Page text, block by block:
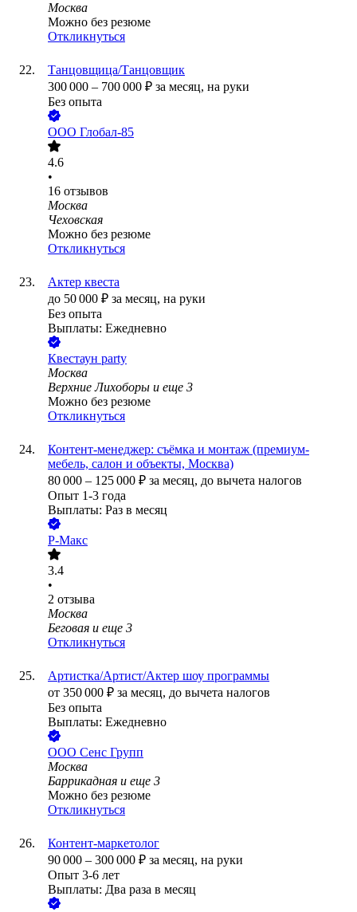
Москва
Можно без резюме
Откликнуться
Танцовщица/Танцовщик
300 000 – 700 000 ₽ за месяц, на руки
Без опыта
ООО Глобал-85
4.6
•
16 отзывов
Москва
Чеховская
Можно без резюме
Откликнуться
Актер квеста
до 50 000 ₽ за месяц, на руки
Без опыта
Выплаты: Ежедневно
Квестаун party
Москва
Верхние Лихоборы и еще 3
Можно без резюме
Откликнуться
Контент-менеджер: съёмка и монтаж (премиум-
мебель, салон и объекты, Москва)
80 000 – 125 000 ₽ за месяц, до вычета налогов
Опыт 1-3 года
Выплаты: Раз в месяц
Р-Макс
3.4
•
2 отзыва
Москва
Беговая и еще 3
Откликнуться
Артистка/Артист/Актер шоу программы
от 350 000 ₽ за месяц, до вычета налогов
Без опыта
Выплаты: Ежедневно
ООО Сенс Групп
Москва
Баррикадная и еще 3
Можно без резюме
Откликнуться
Контент-маркетолог
90 000 – 300 000 ₽ за месяц, на руки
Опыт 3-6 лет
Выплаты: Два раза в месяц